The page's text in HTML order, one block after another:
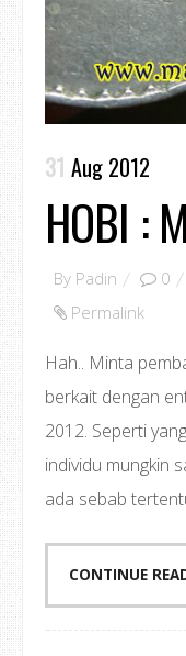
31 Aug 2012
HOBI :
By Padin 0
Permalink
Hah.. Minta
berkait dengan
2012. Seperti
individu mungkin
ada sebab
CONTINUE